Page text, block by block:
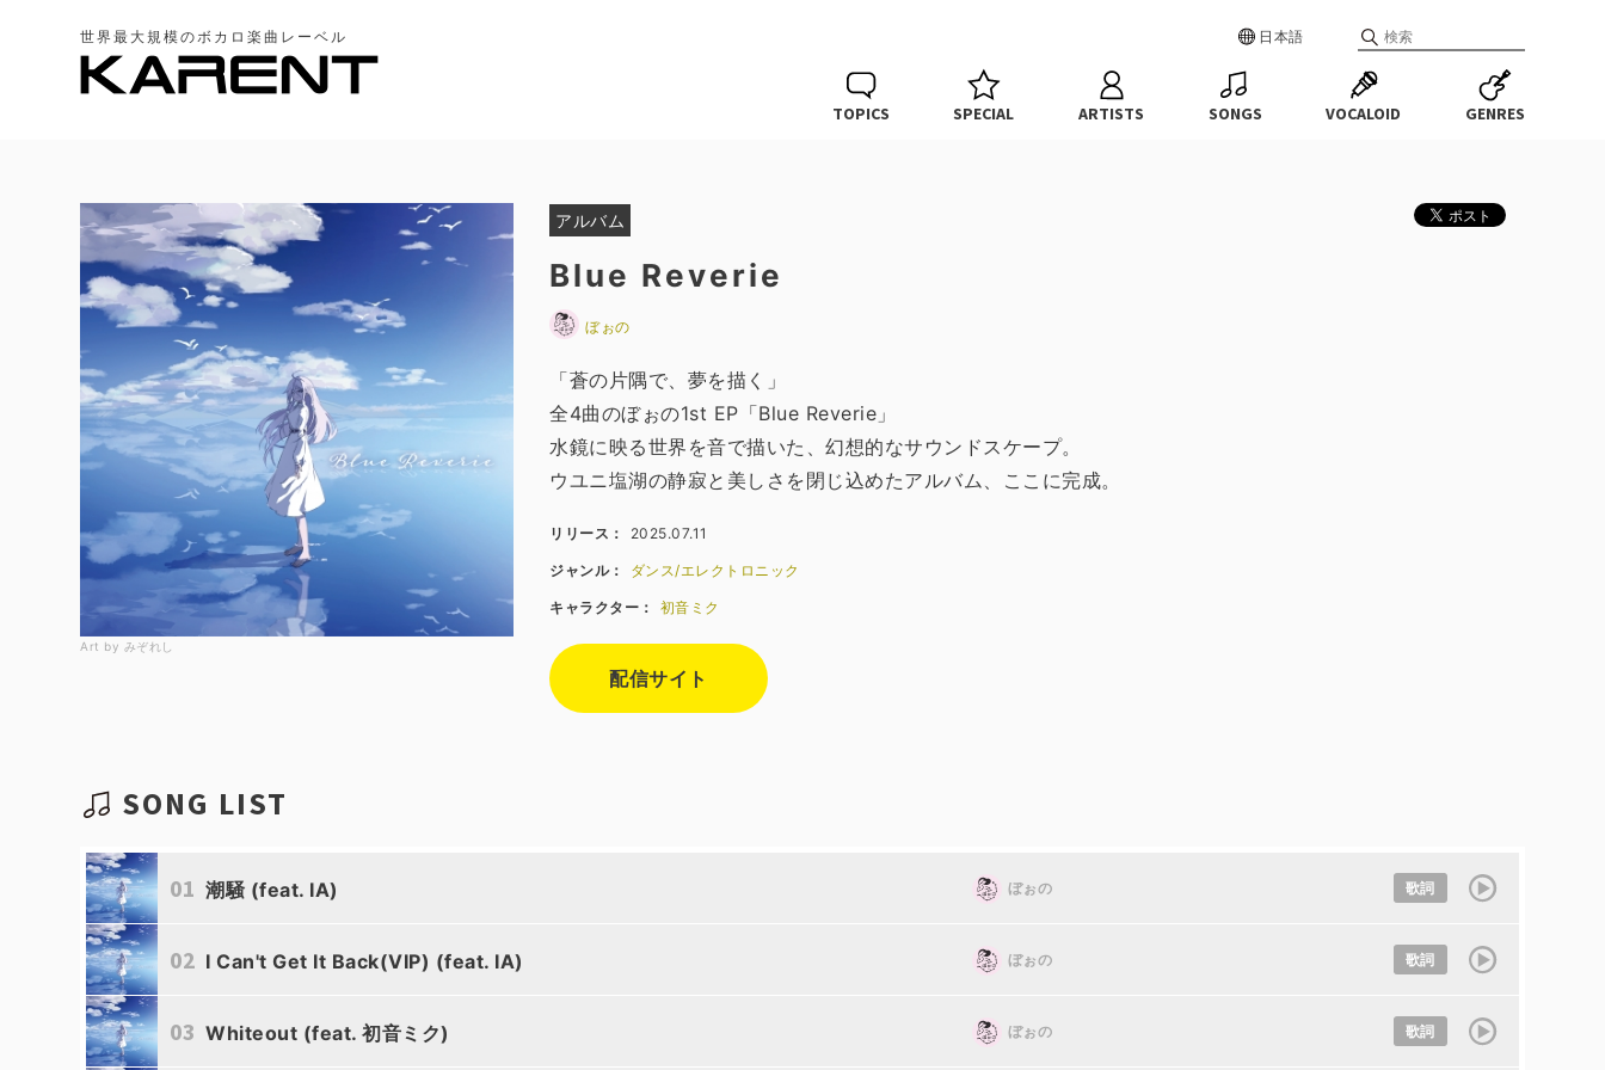
世界最大規模のボカロ楽曲レーベル 日本語
TOPICS SPECIAL ARTISTS SONGS VOCALOID GENRES
Art by みぞれし
アルバム
Blue Reverie
ぼぉの
「蒼の片隅で、夢を描く」
全4曲のぼぉの1st EP「Blue Reverie」
水鏡に映る世界を音で描いた、幻想的なサウンドスケープ。
ウユニ塩湖の静寂と美しさを閉じ込めたアルバム、ここに完成。
リリース： 2025.07.11
ジャンル： ダンス/エレクトロニック
キャラクター： 初音ミク
配信サイト
SONG LIST
01 潮騒 (feat. IA) ぼぉの 歌詞
02 I Can't Get It Back(VIP) (feat. IA) ぼぉの 歌詞
03 Whiteout (feat. 初音ミク) ぼぉの 歌詞